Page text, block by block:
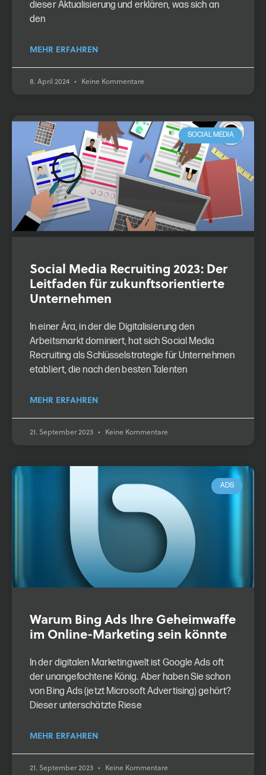
dieser Aktualisierung und erklären, was sich an
den
MEHR ERFAHREN
8. April 2024 Keine Kommentare
SOCIAL MEDIA
Social Media Recruiting 2023: Der
Leitfaden für zukunfts­orientierte
Unternehmen
In einer Ära, in der die Digitalisierung den
Arbeitsmarkt dominiert, hat sich Social Media
Recruiting als Schlüsselstrategie für Unternehmen
etabliert, die nach den besten Talenten
MEHR ERFAHREN
21. September 2023 Keine Kommentare
ADS
Warum Bing Ads Ihre Geheimwaffe
im Online-Marketing sein könnte
In der digitalen Marketingwelt ist Google Ads oft
der unangefochtene König. Aber haben Sie schon
von Bing Ads (jetzt Microsoft Advertising) gehört?
Dieser unterschätzte Riese
MEHR ERFAHREN
21. September 2023 Keine Kommentare